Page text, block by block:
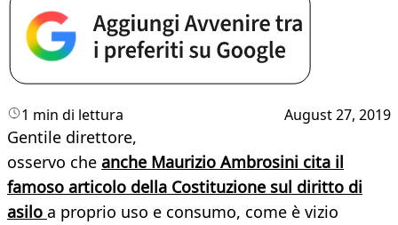
1 min di lettura August 27, 2019
Gentile direttore,
osservo che anche Maurizio Ambrosini cita il
famoso articolo della Costituzione sul diritto di
asilo a proprio uso e consumo, come è vizio